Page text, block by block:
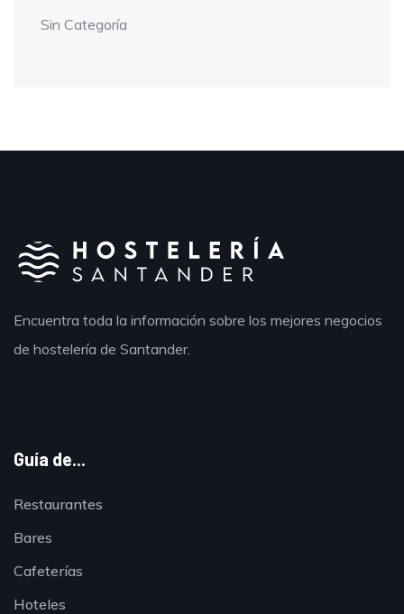
Sin Categoría
Encuentra toda la información sobre los mejores negocios
de hostelería de Santander.
Guía de...
Restaurantes
Bares
Cafeterías
Hoteles